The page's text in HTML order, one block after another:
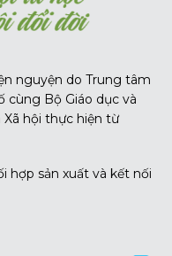
nguyện do Trung tâm
cùng Bộ Giáo dục và
hội thực hiện từ
hợp sản xuất và kết nối